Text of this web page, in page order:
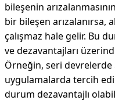
bileşenin
bir bileşen arızalanırsa,
çalışmaz hale gelir. Bu
ve dezavantajları
Örneğin, seri devrelerde
uygulamalarda tercih
durum dezavantajlı